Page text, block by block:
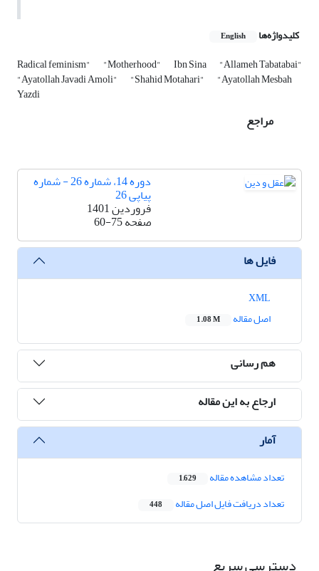
کلیدواژه‌ها English
Radical feminism" "Motherhood" Ibn Sina "Allameh Tabatabai"
"Ayatollah Javadi Amoli" "Shahid Motahari" "Ayatollah Mesbah
Yazdi
مراجع
دوره 14، شماره 26 - شماره
پیاپی 26
فروردین 1401
صفحه60-75
فایل ها
اصل مقاله
1.08 M
هم رسانی
ارجاع به این مقاله
آمار
تعداد مشاهده مقاله 1,629
تعداد دریافت فایل اصل مقاله 448